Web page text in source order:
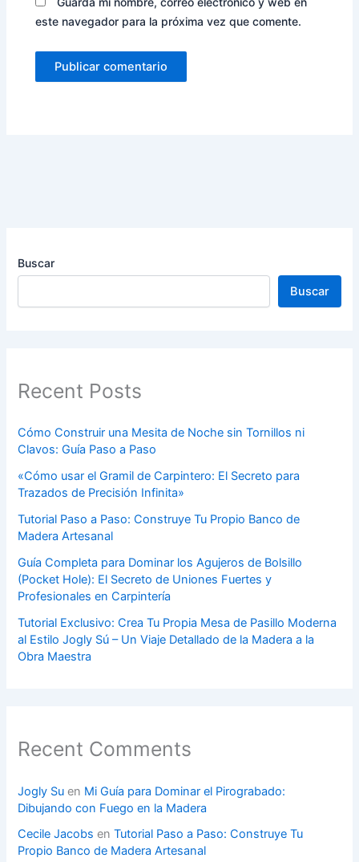
este navegador para la próxima vez que comente.
Buscar
Buscar
Recent Posts
Cómo Construir una Mesita de Noche sin Tornillos ni
Clavos: Guía Paso a Paso
«Cómo usar el Gramil de Carpintero: El Secreto para
Trazados de Precisión Infinita»
Tutorial Paso a Paso: Construye Tu Propio Banco de
Madera Artesanal
Guía Completa para Dominar los Agujeros de Bolsillo
(Pocket Hole): El Secreto de Uniones Fuertes y
Profesionales en Carpintería
Tutorial Exclusivo: Crea Tu Propia Mesa de Pasillo Moderna
al Estilo Jogly Sú – Un Viaje Detallado de la Madera a la
Obra Maestra
Recent Comments
Jogly Su en Mi Guía para Dominar el Pirograbado:
Dibujando con Fuego en la Madera
Cecile Jacobs enTutorial Paso a Paso: Construye Tu
Propio Banco de Madera Artesanal